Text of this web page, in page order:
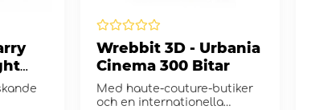
Wrebbit 3D - Urbania
Cinema 300 Bitar
Med haute-couture-butiker
och en internationella